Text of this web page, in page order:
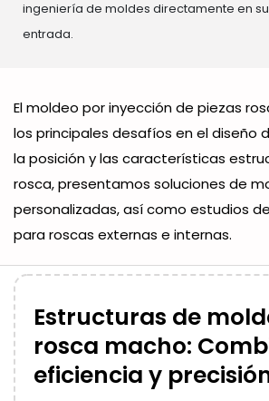
ingeniería de moldes directamente en
entrada.
El moldeo por inyección de piezas
los principales desafíos en el diseño
la posición y las características
rosca, presentamos soluciones de
personalizadas, así como estudios
para roscas externas e internas.
Estructuras de
rosca macho:
eficiencia y